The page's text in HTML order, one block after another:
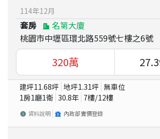
114年12月
套房
名第大廈
桃園市中壢區環北路559號七樓之6號
320萬
建坪11.68坪 地坪1.31坪 無車位
1房1廳1衛 30.8年 7樓/12樓
資料說明 內政部實價登錄